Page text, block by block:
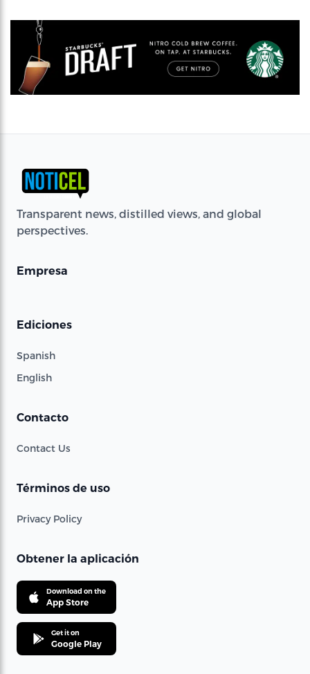
Transparent news, distilled views, and global
perspectives.
Empresa
Ediciones
Spanish
English
Contacto
Contact Us
Términos de uso
Privacy Policy
Obtener la aplicación
Download on the
App Store
Get it on
Google Play